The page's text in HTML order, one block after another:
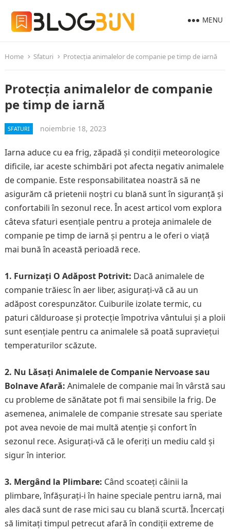
MENU
Home Sfaturi Protecția animalelor de companie pe timp de iarnă
Protecția animalelor de companie
pe timp de iarnă
SFATURI noiembrie 18, 2023
Iarna aduce cu ea frig, zăpadă și condiții meteorologice
dificile, iar aceste schimbări pot afecta negativ animalele
de companie. Este responsabilitatea noastră să ne
asigurăm că prietenii noștri cu blană sunt în siguranță și
confortabili în sezonul rece. În acest articol vom explora
câteva sfaturi esențiale pentru a proteja animalele de
companie pe timp de iarnă și pentru a le oferi o viață
mai bună în această perioadă rece.
1. Furnizați O Adăpost Potrivit: Dacă animalele de
companie trăiesc în aer liber, asigurați-vă că au un
adăpost corespunzător. Cuiburile izolate termic, cu
paturi călduroase și protecție împotriva vântului și a ploii
sunt esențiale pentru ca animalele să poată supraviețui
temperaturilor scăzute.
2. Nu Lăsați Animalele de Companie Nervoase sau
Bolnave Afară: Animalele de companie mai în vârstă sau
cu probleme de sănătate pot fi mai sensibile la frig. De
asemenea, animalele de companie stresate sau speriate
pot avea nevoie de mai multă atenție și confort în
sezonul rece. Asigurați-vă că le oferiți un mediu cald și
sigur în interior.
3. Mergând la Plimbare: Când scoateți câinii la
plimbare, înfășurați-i în haine speciale pentru iarnă, mai
ales dacă sunt de rase mici sau cu blană scurtă. Încercați
să limitați timpul petrecut afară în condiții extreme de